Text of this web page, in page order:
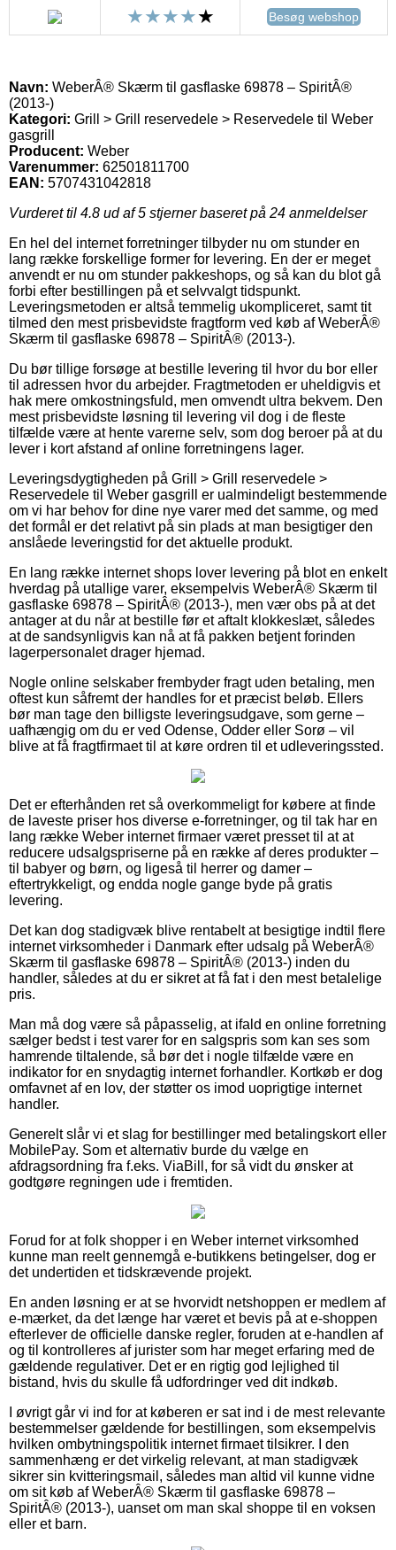
Besøg webshop
Navn: WeberÂ® Skærm til gasflaske 69878 – SpiritÂ®
(2013-)
Kategori: Grill > Grill reservedele > Reservedele til Weber
gasgrill
Producent: Weber
Varenummer: 62501811700
EAN: 5707431042818
Vurderet til 4.8 ud af 5 stjerner baseret på 24 anmeldelser
En hel del internet forretninger tilbyder nu om stunder en
lang række forskellige former for levering. En der er meget
anvendt er nu om stunder pakkeshops, og så kan du blot gå
forbi efter bestillingen på et selvvalgt tidspunkt.
Leveringsmetoden er altså temmelig ukompliceret, samt tit
tilmed den mest prisbevidste fragtform ved køb af WeberÂ®
Skærm til gasflaske 69878 – SpiritÂ® (2013-).
Du bør tillige forsøge at bestille levering til hvor du bor eller
til adressen hvor du arbejder. Fragtmetoden er uheldigvis et
hak mere omkostningsfuld, men omvendt ultra bekvem. Den
mest prisbevidste løsning til levering vil dog i de fleste
tilfælde være at hente varerne selv, som dog beroer på at du
lever i kort afstand af online forretningens lager.
Leveringsdygtigheden på Grill > Grill reservedele >
Reservedele til Weber gasgrill er ualmindeligt bestemmende
om vi har behov for dine nye varer med det samme, og med
det formål er det relativt på sin plads at man besigtiger den
anslåede leveringstid for det aktuelle produkt.
En lang række internet shops lover levering på blot en enkelt
hverdag på utallige varer, eksempelvis WeberÂ® Skærm til
gasflaske 69878 – SpiritÂ® (2013-), men vær obs på at det
antager at du når at bestille før et aftalt klokkeslæt, således
at de sandsynligvis kan nå at få pakken betjent forinden
lagerpersonalet drager hjemad.
Nogle online selskaber frembyder fragt uden betaling, men
oftest kun såfremt der handles for et præcist beløb. Ellers
bør man tage den billigste leveringsudgave, som gerne –
uafhængig om du er ved Odense, Odder eller Sorø – vil
blive at få fragtfirmaet til at køre ordren til et udleveringssted.
Det er efterhånden ret så overkommeligt for købere at finde
de laveste priser hos diverse e-forretninger, og til tak har en
lang række Weber internet firmaer været presset til at at
reducere udsalgspriserne på en række af deres produkter –
til babyer og børn, og ligeså til herrer og damer –
eftertrykkeligt, og endda nogle gange byde på gratis
levering.
Det kan dog stadigvæk blive rentabelt at besigtige indtil flere
internet virksomheder i Danmark efter udsalg på WeberÂ®
Skærm til gasflaske 69878 – SpiritÂ® (2013-) inden du
handler, således at du er sikret at få fat i den mest betalelige
pris.
Man må dog være så påpasselig, at ifald en online forretning
sælger bedst i test varer for en salgspris som kan ses som
hamrende tiltalende, så bør det i nogle tilfælde være en
indikator for en snydagtig internet forhandler. Kortkøb er dog
omfavnet af en lov, der støtter os imod uoprigtige internet
handler.
Generelt slår vi et slag for bestillinger med betalingskort eller
MobilePay. Som et alternativ burde du vælge en
afdragsordning fra f.eks. ViaBill, for så vidt du ønsker at
godtgøre regningen ude i fremtiden.
Forud for at folk shopper i en Weber internet virksomhed
kunne man reelt gennemgå e-butikkens betingelser, dog er
det undertiden et tidskrævende projekt.
En anden løsning er at se hvorvidt netshoppen er medlem af
e-mærket, da det længe har været et bevis på at e-shoppen
efterlever de officielle danske regler, foruden at e-handlen af
og til kontrolleres af jurister som har meget erfaring med de
gældende regulativer. Det er en rigtig god lejlighed til
bistand, hvis du skulle få udfordringer ved dit indkøb.
I øvrigt går vi ind for at køberen er sat ind i de mest relevante
bestemmelser gældende for bestillingen, som eksempelvis
hvilken ombytningspolitik internet firmaet tilsikrer. I den
sammenhæng er det virkelig relevant, at man stadigvæk
sikrer sin kvitteringsmail, således man altid vil kunne vidne
om sit køb af WeberÂ® Skærm til gasflaske 69878 –
SpiritÂ® (2013-), uanset om man skal shoppe til en voksen
eller et barn.